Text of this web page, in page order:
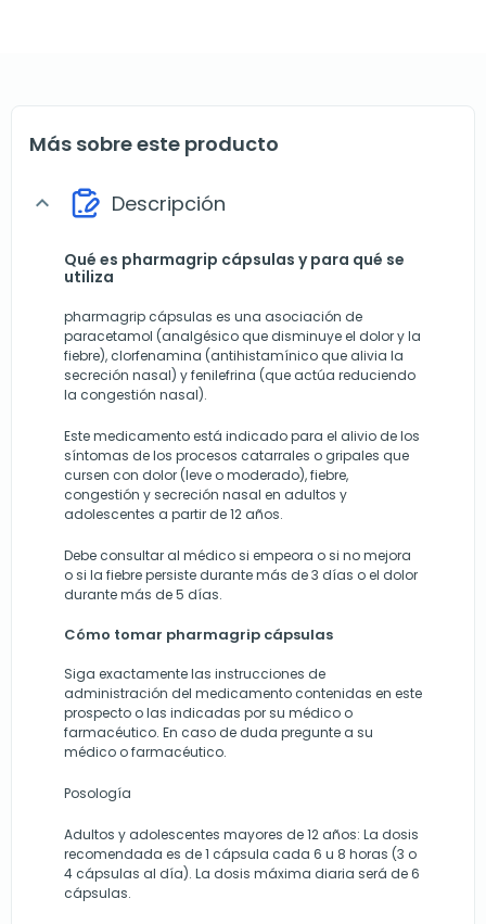
Más sobre este producto
expand_more Descripción
Qué es pharmagrip cápsulas y para qué se
utiliza
pharmagrip cápsulas es una asociación de
paracetamol (analgésico que disminuye el dolor y la
fiebre), clorfenamina (antihistamínico que alivia la
secreción nasal) y fenilefrina (que actúa reduciendo
la congestión nasal).
Este medicamento está indicado para el alivio de los
síntomas de los procesos catarrales o gripales que
cursen con dolor (leve o moderado), fiebre,
congestión y secreción nasal en adultos y
adolescentes a partir de 12 años.
Debe consultar al médico si empeora o si no mejora
o si la fiebre persiste durante más de 3 días o el dolor
durante más de 5 días.
Cómo tomar pharmagrip cápsulas
Siga exactamente las instrucciones de
administración del medicamento contenidas en este
prospecto o las indicadas por su médico o
farmacéutico. En caso de duda pregunte a su
médico o farmacéutico.
Posología
Adultos y adolescentes mayores de 12 años: La dosis
recomendada es de 1 cápsula cada 6 u 8 horas (3 o
4 cápsulas al día). La dosis máxima diaria será de 6
cápsulas.